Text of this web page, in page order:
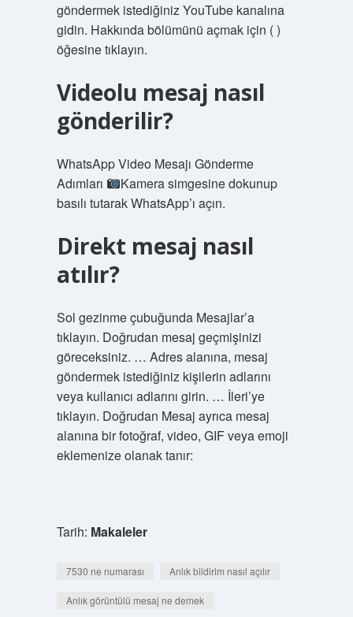
göndermek istediğiniz YouTube kanalına
gidin. Hakkında bölümünü açmak için ( )
öğesine tıklayın.
Videolu mesaj nasıl
gönderilir?
WhatsApp Video Mesajı Gönderme
Adımları
Kamera simgesine dokunup
basılı tutarak WhatsApp’ı açın.
Direkt mesaj nasıl
atılır?
Sol gezinme çubuğunda Mesajlar’a
tıklayın. Doğrudan mesaj geçmişinizi
göreceksiniz. … Adres alanına, mesaj
göndermek istediğiniz kişilerin adlarını
veya kullanıcı adlarını girin. … İleri’ye
tıklayın. Doğrudan Mesaj ayrıca mesaj
alanına bir fotoğraf, video, GIF veya emoji
eklemenize olanak tanır:
Tarih: Makaleler
7530 ne numarası Anlık bildirim nasıl açılır
Anlık görüntülü mesaj ne demek